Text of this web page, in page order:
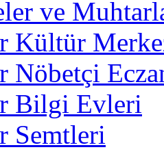
ve
Kültür
Nöbetçi
Bilgi Evleri
Semtleri